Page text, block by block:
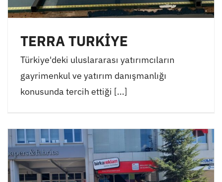
TERRA TURKİYE
Türkiye'deki uluslararası yatırımcıların
gayrimenkul ve yatırım danışmanlığı
konusunda tercih ettiği [...]